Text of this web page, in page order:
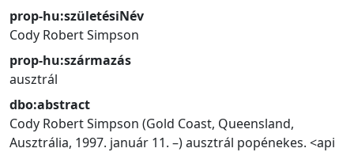
prop-hu:születésiNév
Cody Robert Simpson
prop-hu:származás
ausztrál
dbo:abstract
Cody Robert Simpson (Gold Coast, Queensland,
Ausztrália, 1997. január 11. –) ausztrál popénekes. <api